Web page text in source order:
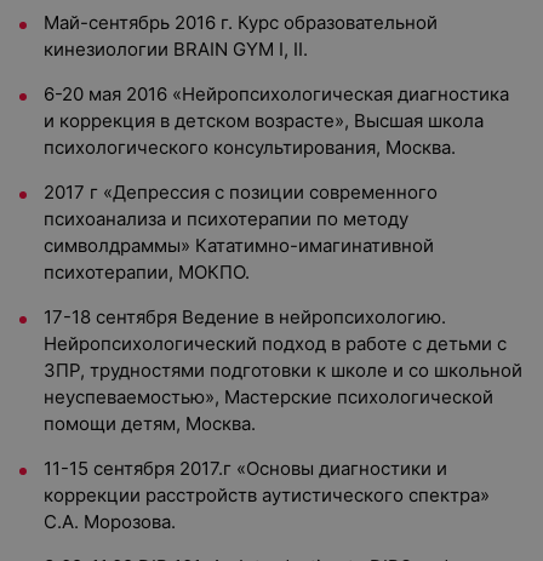
Май-сентябрь 2016 г. Курс образовательной
кинезиологии BRAIN GYM I, II.
6-20 мая 2016 «Нейропсихологическая диагностика
и коррекция в детском возрасте», Высшая школа
психологического консультирования, Москва.
2017 г «Депрессия с позиции современного
психоанализа и психотерапии по методу
символдраммы» Кататимно-имагинативной
психотерапии, МОКПО.
17-18 сентября Ведение в нейропсихологию.
Нейропсихологический подход в работе с детьми с
ЗПР, трудностями подготовки к школе и со школьной
неуспеваемостью», Мастерские психологической
помощи детям, Москва.
11-15 сентября 2017.г «Основы диагностики и
коррекции расстройств аутистического спектра»
С.А. Морозова.